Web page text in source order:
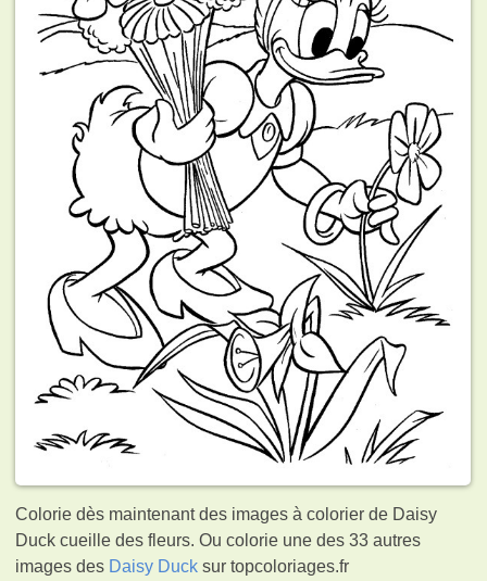
Colorie dès maintenant des images à colorier de Daisy
Duck cueille des fleurs. Ou colorie une des 33 autres
images des Daisy Duck sur topcoloriages.fr